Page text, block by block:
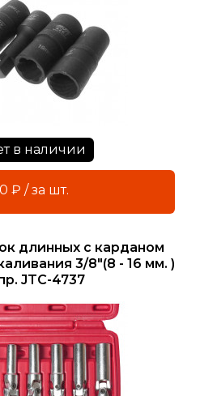
в наличии
Розница: 5 640 ₽ / за шт.
длинных с карданом
3/8"(8 - 16 мм. )
JTC-4737